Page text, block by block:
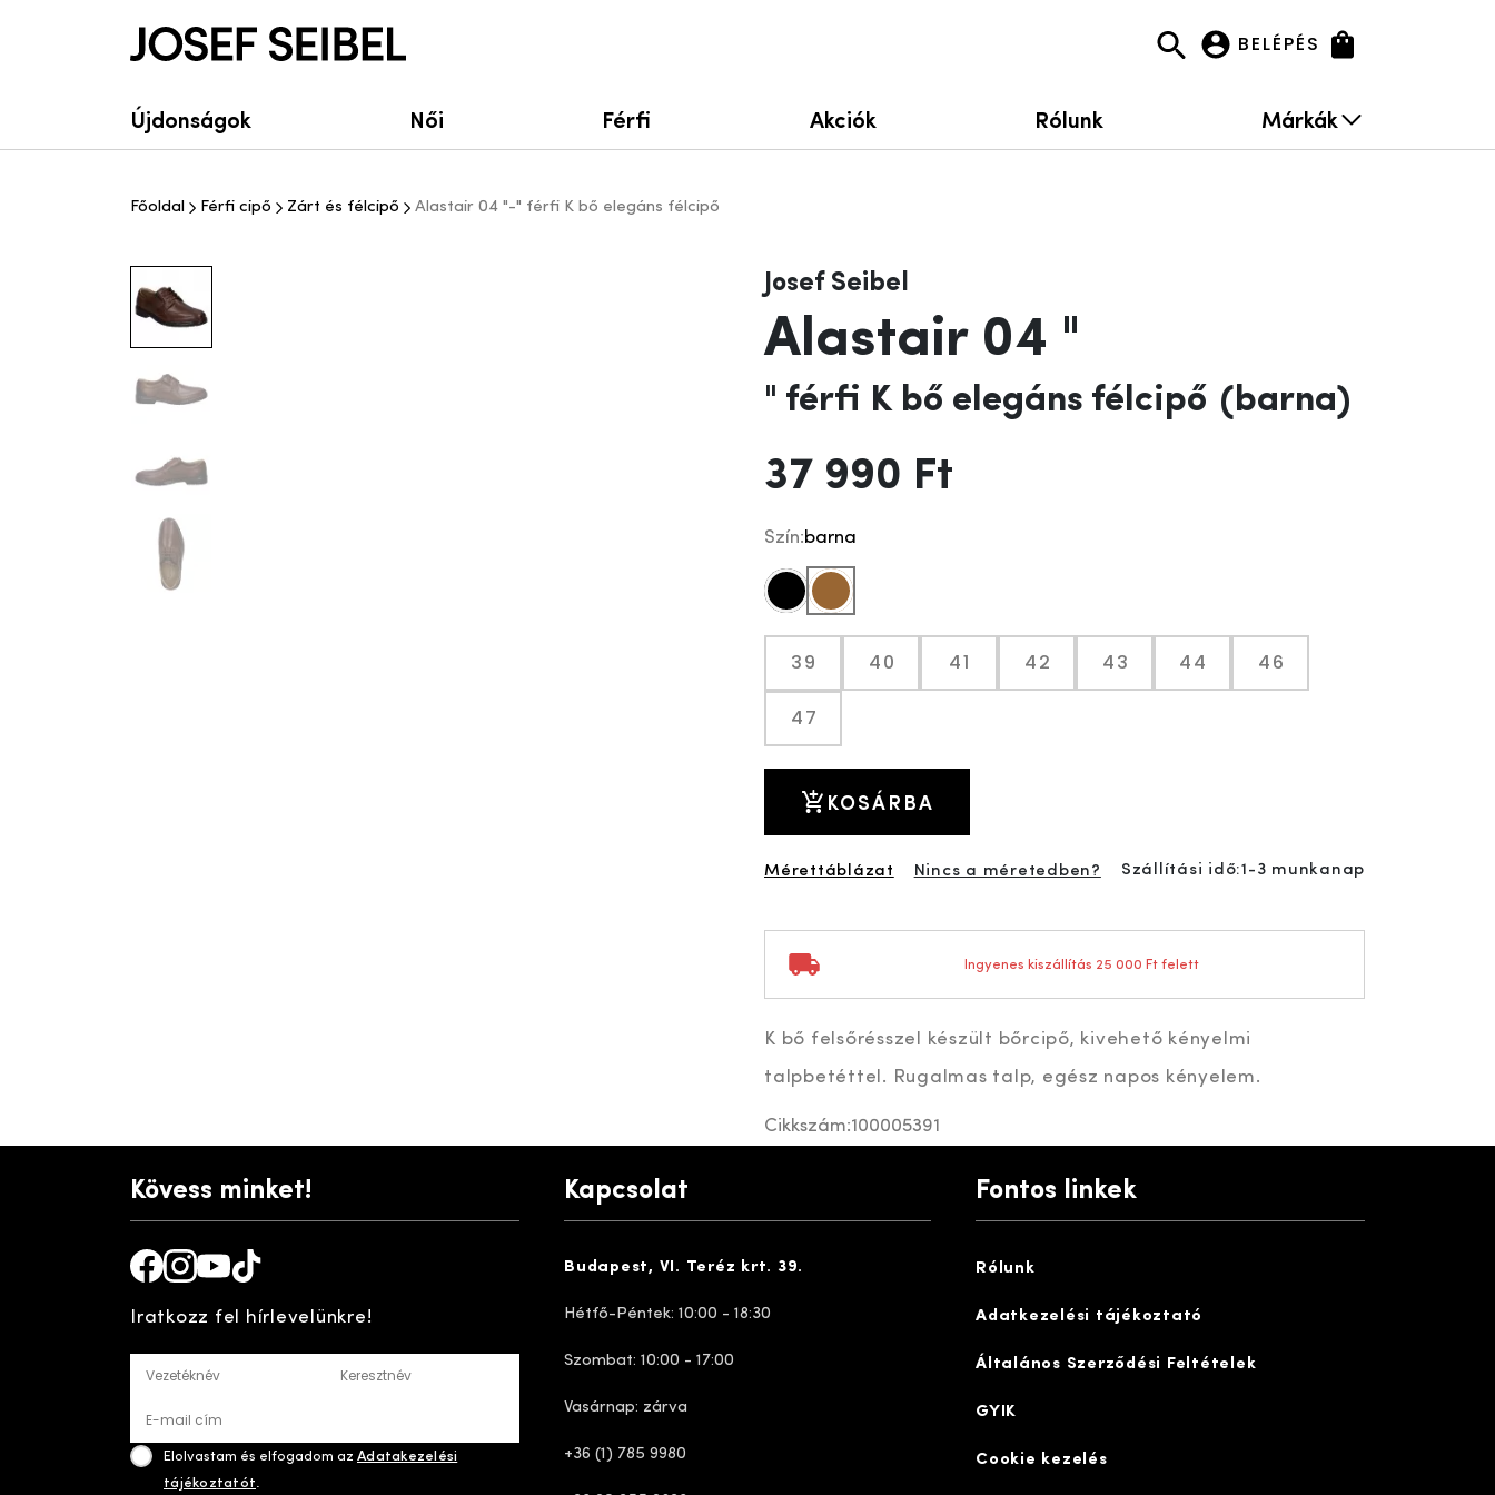
Josef Seibel Webshop BELÉPÉS
Újdonságok Női Férfi Akciók Rólunk Márkák
Főoldal Férfi cipő Zárt és félcipő Alastair 04 "-" férfi K bő elegáns félcipő
Josef Seibel
Alastair 04 "
" férfi K bő elegáns félcipő (barna)
37 990 Ft
Szín:barna
feketebarna
39 40 41 42 43 44 46
47
KOSÁRBA
Mérettáblázat Nincs a méretedben? Szállítási idő:1-3 munkanap
Ingyenes kiszállítás 25 000 Ft felett
K bő felsőrésszel készült bőrcipő, kivehető kényelmi
talpbetéttel. Rugalmas talp, egész napos kényelem.
Cikkszám:100005391
Kövess minket!
Iratkozz fel hírlevelünkre!
Vezetéknév Keresztnév
E-mail cím
Elolvastam és elfogadom az Adatakezelési
tájékoztatót.
Kapcsolat
Budapest, VI. Teréz krt. 39.
Hétfő-Péntek: 10:00 - 18:30
Szombat: 10:00 - 17:00
Vasárnap: zárva
+36 (1) 785 9980
Fontos linkek
Rólunk
Adatkezelési tájékoztató
Általános Szerződési Feltételek
GYIK
Cookie kezelés